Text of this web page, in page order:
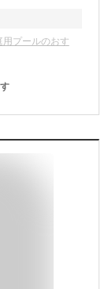
プールのおす